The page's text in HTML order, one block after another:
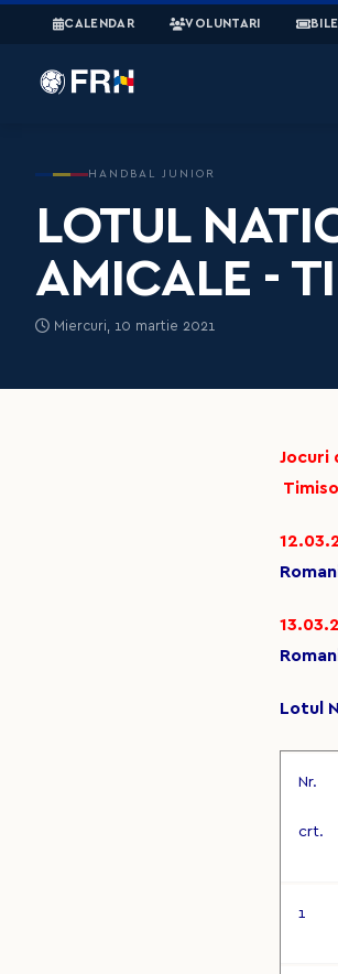
CALENDAR VOLUNTARI
HANDBAL JUNIOR
LOTUL
AMICALE -
Miercuri, 10 martie 2021
Jocuri
Lotul
Nr.
crt.
1